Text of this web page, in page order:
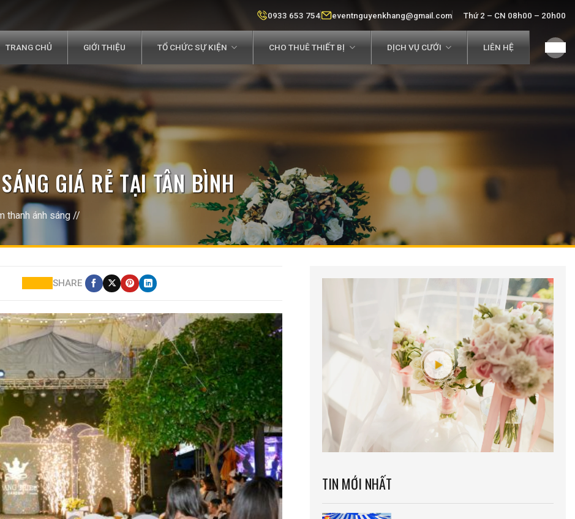
0933 653 754 eventnguyenkhang@gmail.com Thứ 2 – CN 08h00 – 20h00
TRANG CHỦ GIỚI THIỆU TỔ CHỨC SỰ KIỆN CHO THUÊ THIẾT BỊ DỊCH VỤ CƯỚI LIÊN HỆ
GIÁ RẺ TẠI TÂN BÌNH
thanh ánh sáng //
SHARE
TIN MỚI NHẤT